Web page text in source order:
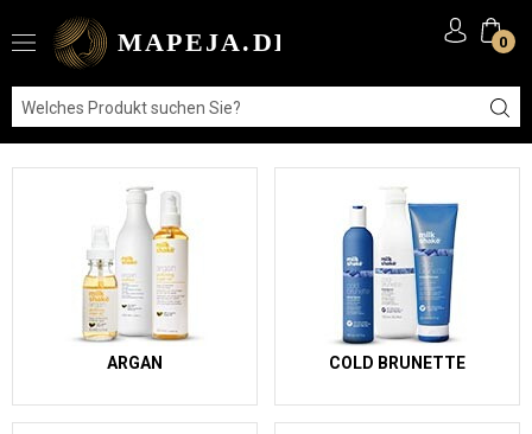
0
ARGAN COLD BRUNETTE